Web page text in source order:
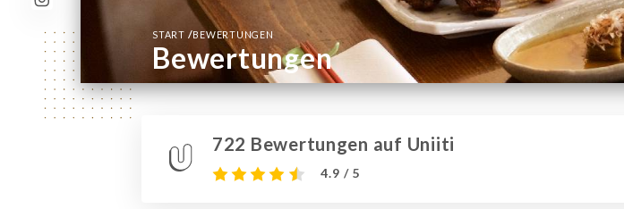
START /BEWERTUNGEN
Bewertungen
722 Bewertungen auf Uniiti
4.9 / 5